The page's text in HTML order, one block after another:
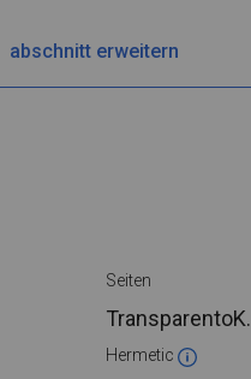
abschnitt erweitern
Seiten
TransparentoK.
Hermetic